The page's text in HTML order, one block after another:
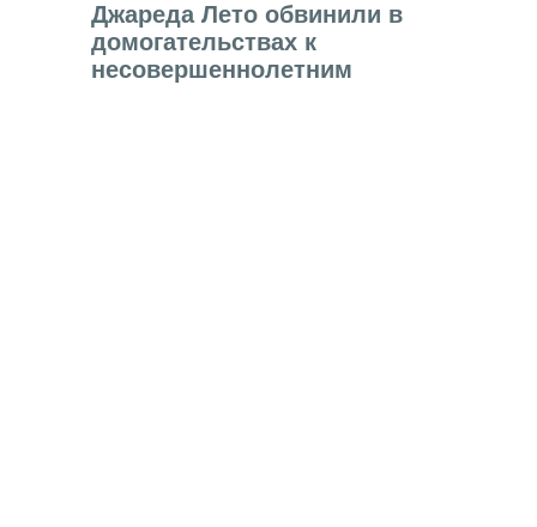
Джареда Лето обвинили в
домогательствах к
несовершеннолетним